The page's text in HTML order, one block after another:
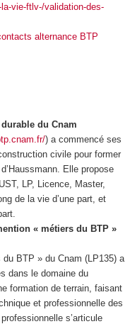
vie-ftlv-/validation-des-
alternance BTP
du Cnam
) a commencé ses
civile pour former
Elle propose
LP, Licence, Master,
de la vie d’une part, et
« métiers du BTP »
BTP » du Cnam (LP135) a
dans le domaine du
formation de terrain, faisant
et professionnelle des
s’articule